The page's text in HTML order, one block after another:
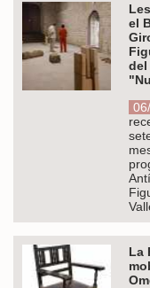
el
del
La